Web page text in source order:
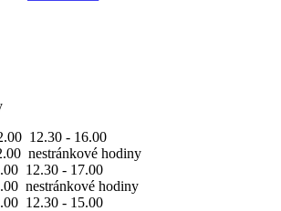
12.30 - 16.00
nestránkové hodiny
12.30 - 17.00
nestránkové hodiny
12.30 - 15.00